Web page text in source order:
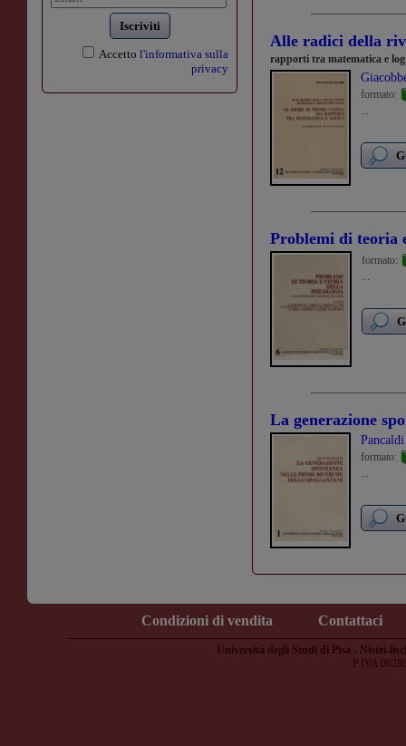
Iscriviti
Accetto l'informativa sulla
privacy
Alle radici della
rapporti tra matematica e
formato:
...
Problemi di teoria
formato:
...
La generazione
formato:
...
Condizioni di vendita Contattaci
Università degli Studi di Pisa - Nistri-
P.IVA